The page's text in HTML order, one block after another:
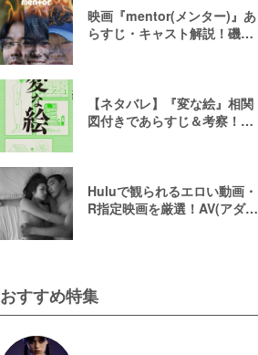
映画『mentor(メンター)』あ
らすじ・キャスト解説！磯村
メント
【ネタバレ】『変な絵』相関
図付きであらすじ＆考察！重
Huluで観られるエロい動画・
R指定映画を厳選！AV(アダル
おすすめ特集